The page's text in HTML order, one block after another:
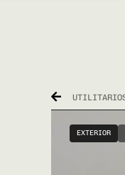
EXTERIOR